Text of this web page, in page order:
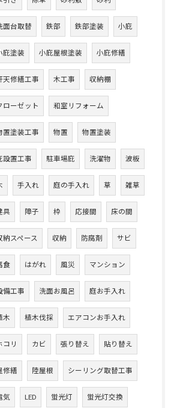
面台取替 鉄部 鉄部塗装 小庇
庇塗装 小庇屋根塗装 小庇修繕
天修繕工事 木工事 収納棚
ローゼット 和室リフォーム
置塗装工事 物置 物置塗装
設置工事 駐車場庇 洗濯物 波板
手入れ 庭の手入れ 草 雑草
具 障子 枠 応接間 床の間
納スペース 収納 防腐剤 サビ
食 はがれ 風災 マンション
備工事 洗面お風呂 庭お手入れ
木 植木伐採 エアコンお手入れ
コリ カビ 張り替え 貼り替え
修繕 陸屋根 シーリング取替工事
気 LED 蛍光灯 蛍光灯交換